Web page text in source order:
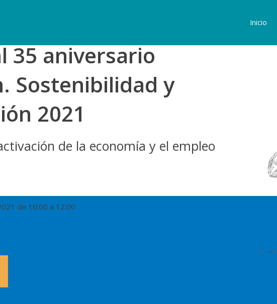
Inicio
35 aniversario
Sostenibilidad y
2021
de la economía y el empleo
de 10:00 a 12:00